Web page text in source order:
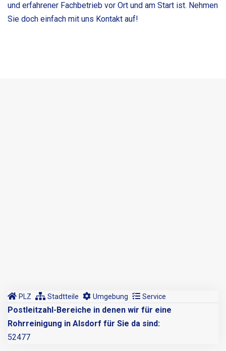
und erfahrener Fachbetrieb vor Ort und am Start ist. Nehmen
Sie doch einfach mit uns Kontakt auf!
PLZ Stadtteile Umgebung Service
Postleitzahl-Bereiche in denen wir für eine
Rohrreinigung in Alsdorf für Sie da sind:
52477